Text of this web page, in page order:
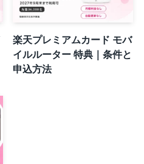
楽天プレミアムカード モバ
イルルーター 特典｜条件と
申込方法